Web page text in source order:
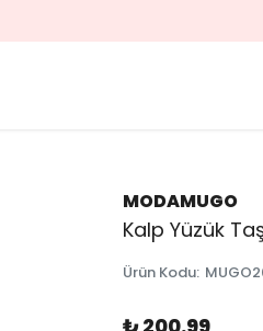
MODAMUGO
Kalp Yüzük
Ürün Kodu: